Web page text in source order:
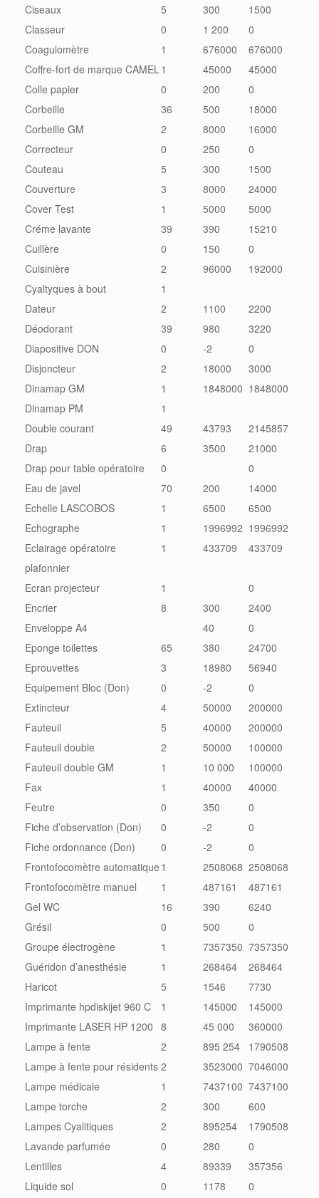
Ciseaux 5 300
1500
Classeur
0 1 200
0
Coagulomètre
1 676000
676000
Coffre-fort de marque CAMEL1 45000
45000
Colle papier
0 200
0
Corbeille
36 500
18000
Corbeille GM
2 8000
16000
Correcteur
0 250
0
Couteau
5 300
1500
Couverture
3 8000
24000
Cover Test
1 5000
5000
Créme lavante
39 390
15210
Cuillère
0 150
0
Cuisinière
2 96000
192000
Cyaltyques à bout
1
Dateur
2 1100
2200
Déodorant
39 980
3220
Diapositive DON
0 -2
0
Disjoncteur
2 18000
3000
Dinamap GM
1 1848000 1848000
Dinamap PM
1
Double courant
49 43793
2145857
Drap
6 3500
21000
Drap pour table opératoire
0
0
Eau de javel
70 200
14000
Echelle LASCOBOS
1 6500
6500
Echographe
1 1996992 1996992
Eclairage opératoire
plafonnier
1 433709 433709
Ecran projecteur 1
0
Encrier
8 300
2400
Enveloppe A4
40
0
Eponge toilettes
65 380
24700
Eprouvettes
3 18980
56940
Equipement Bloc (Don)
0 -2
0
Extincteur
4 50000
200000
Fauteuil
5 40000
200000
Fauteuil double
2 50000
100000
Fauteuil double GM
1 10 000
100000
Fax
1 40000
40000
Feutre
0 350
0
Fiche d’observation (Don)
0 -2
0
Fiche ordonnance (Don)
0 -2
0
Frontofocomètre automatique 1 2508068 2508068
Frontofocomètre manuel
1 487161
487161
Gel WC
16 390
6240
Grésil
0 500
0
Groupe électrogène
1 7357350 7357350
Guéridon d’anesthésie
1 268464
268464
Haricot
5 1546
7730
Imprimante hpdiskijet 960 C
1 145000
145000
Imprimante LASER HP 1200 8 45 000
360000
Lampe à fente
2 895 254
1790508
Lampe à fente pour résidents 2 3523000 7046000
Lampe médicale
1 7437100 7437100
Lampe torche
2 300
600
Lampes Cyalitiques
2 895254
1790508
Lavande parfumée
0 280
0
Lentilles
4 89339
357356
Liquide sol
0 1178
0